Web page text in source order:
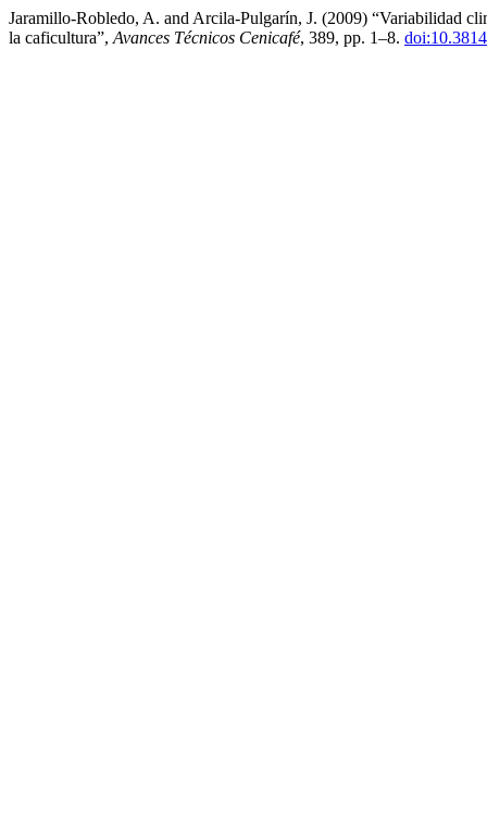
Jaramillo-Robledo, A. and Arcila-Pulgarín, J. (2009) “Variabilidad
la caficultura”, Avances Técnicos Cenicafé, 389, pp. 1–8.